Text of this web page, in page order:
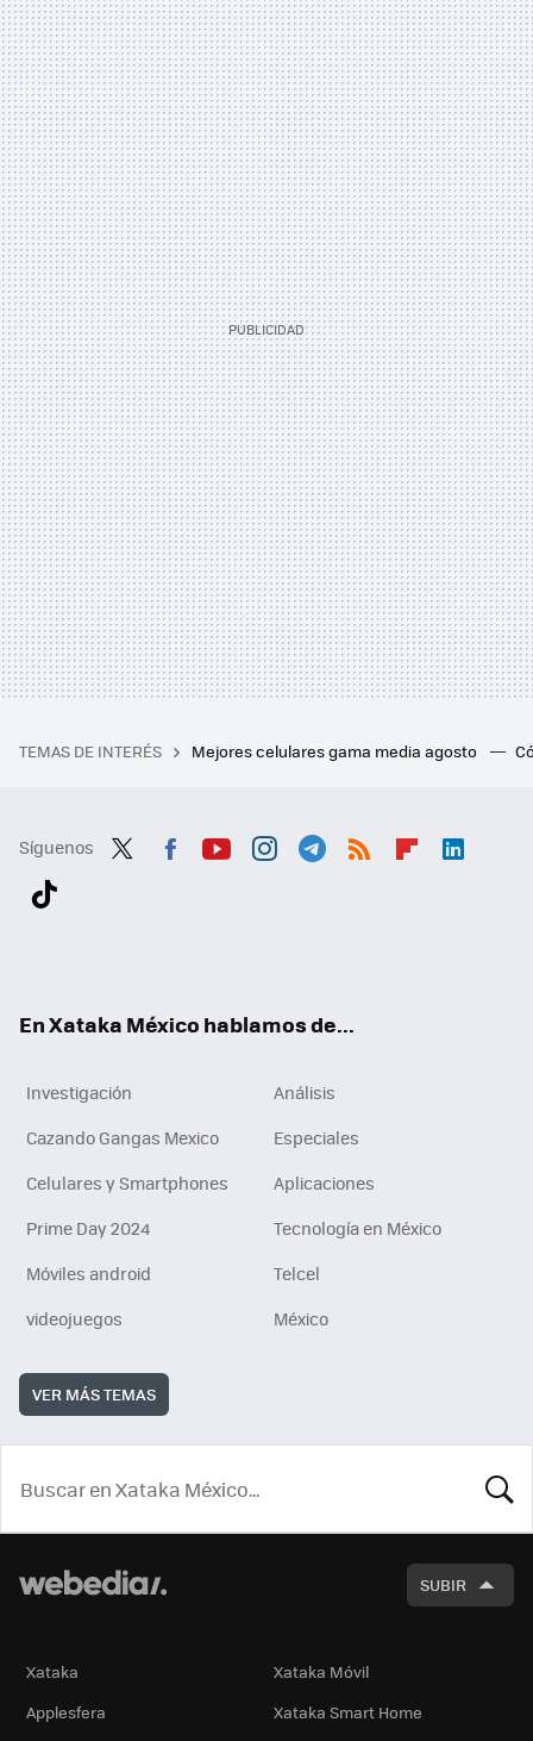
TEMAS DE INTERÉS Mejores celulares gama media agosto
Síguenos
En Xataka México hablamos de...
Investigación
Análisis
Cazando Gangas Mexico
Especiales
Celulares y Smartphones
Aplicaciones
Prime Day 2024
Tecnología en México
Móviles android
Telcel
videojuegos
México
VER MÁS TEMAS
SUBIR
Xataka
Xataka Móvil
Applesfera
Xataka Smart Home